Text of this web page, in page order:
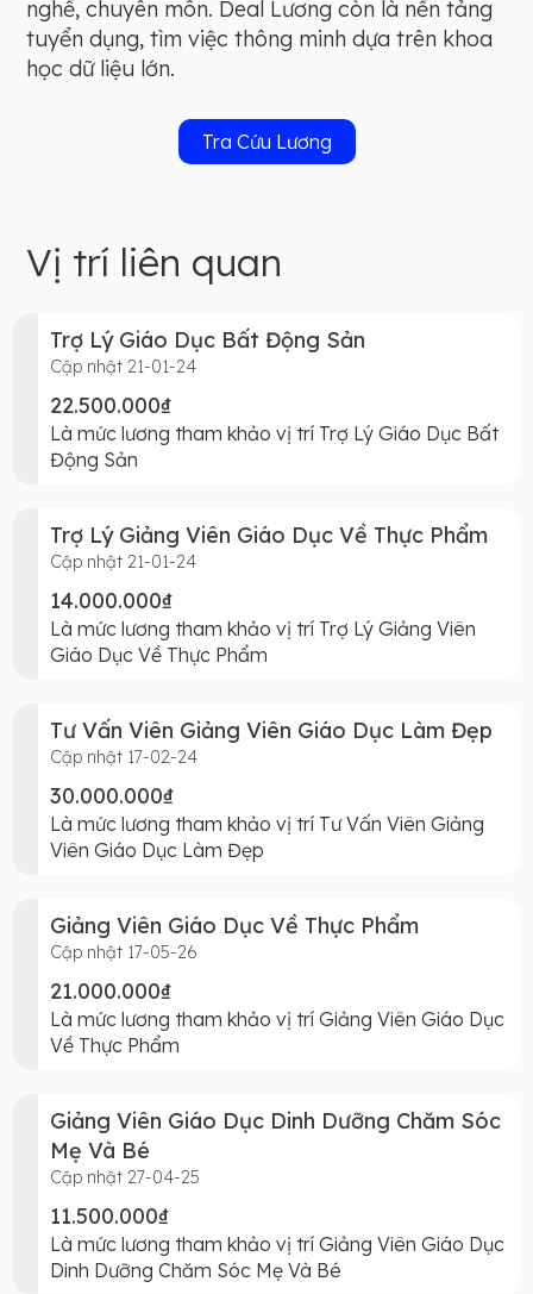
nghề, chuyên môn. Deal Lương còn là nền tảng
tuyển dụng, tìm việc thông minh dựa trên khoa
học dữ liệu lớn.
Tra Cứu Lương
Vị trí liên quan
Trợ Lý Giáo Dục Bất Động Sản
Cập nhật 21-01-24
22.500.000₫
Là mức lương tham khảo vị trí Trợ Lý Giáo Dục Bất
Động Sản
Trợ Lý Giảng Viên Giáo Dục Về Thực Phẩm
Cập nhật 21-01-24
14.000.000₫
Là mức lương tham khảo vị trí Trợ Lý Giảng Viên
Giáo Dục Về Thực Phẩm
Tư Vấn Viên Giảng Viên Giáo Dục Làm Đẹp
Cập nhật 17-02-24
30.000.000₫
Là mức lương tham khảo vị trí Tư Vấn Viên Giảng
Viên Giáo Dục Làm Đẹp
Giảng Viên Giáo Dục Về Thực Phẩm
Cập nhật 17-05-26
21.000.000₫
Là mức lương tham khảo vị trí Giảng Viên Giáo Dục
Về Thực Phẩm
Giảng Viên Giáo Dục Dinh Dưỡng Chăm Sóc
Mẹ Và Bé
Cập nhật 27-04-25
11.500.000₫
Là mức lương tham khảo vị trí Giảng Viên Giáo Dục
Dinh Dưỡng Chăm Sóc Mẹ Và Bé